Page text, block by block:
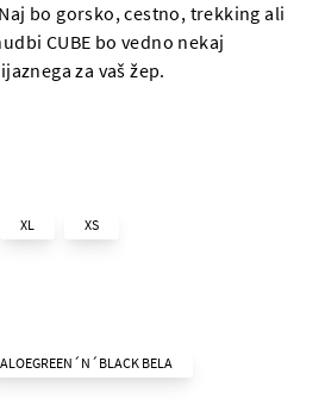
bo gorsko, cestno, trekking ali
CUBE bo vedno nekaj
za vaš žep.
XL XS
ALOEGREEN´N´BLACK BELA